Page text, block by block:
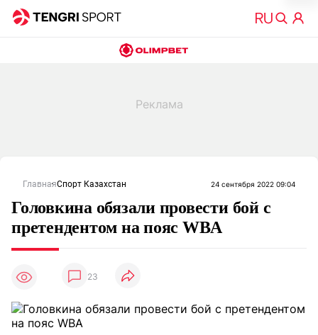
ГлавнаяСпорт Казахстан 24 сентября 2022 09:04
Головкина обязали провести бой с
претендентом на пояс WBA
23